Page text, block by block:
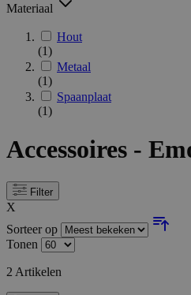
Materiaal
Hout
(1)
Metaal
(1)
Spaanplaat
(1)
Accessoires -
Filter
X
Sorteer op
Tonen
2 Artikelen